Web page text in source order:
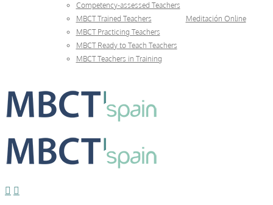
Competency-assessed Teachers
MBCT Trained Teachers
MBCT Practicing Teachers
MBCT Ready to Teach Teachers
MBCT Teachers in Training
Meditación Online